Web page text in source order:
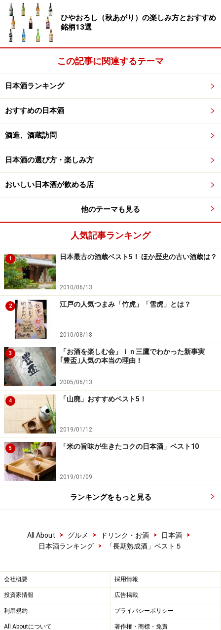
販売元はこちら→ リカープラザ大越酒店
＜DATA＞
720ml 16,000円
アルコール度 15.3％
日本酒度 +１
山田錦 37.5％精米
■北村酒造株式会社
住所：奈良県吉野郡吉野町上市172-1
電話：0746-32-2020
4位：独楽蔵 悠（はるか）5年特別純米
製造量のすべてが純米酒の蔵「杜の蔵」。筑後川と豊か
な田園にはぐくまれた清酒と焼酎の蔵だ。独楽蔵シリー
ズをはじめとして、その商品にあわせた貯蔵（熟成）を
させてから出荷することでも知られ、上品なコクとまろ
みが大きな魅力。
「悠」は、5年の熟成を経て出荷される。色は比較的ク
辛口だけどとろりと甘美できめ細かい舌触りが印象的な
熟成酒。常温だとすっきりと楽しめるが、お燗にすると
る。鯖や鰤など脂ののった光物の刺身、豚肉などの肉料
理とも。
＜DATA＞
1800ml 3,300円
ひやおろし（秋あがり）の楽しみ方とおすすめ
銘柄13選
この記事に関連するテーマ
日本酒ランキング
おすすめの日本酒
酒造、酒蔵訪問
日本酒の選び方・楽しみ方
おいしい日本酒が飲める店
他のテーマも見る
人気記事ランキング
1 日本最古の酒蔵ベスト5！ ほか歴史の古い酒蔵は？
2010/06/13
2 江戸の人気つまみ「竹虎」「雪虎」とは？
2010/08/18
3
「お酒を楽しむ会」ｉｎ三鷹でわかった新事実
｢豊盃｣人気の本当の理由！
2005/06/13
4 「山廃」おすすめベスト5！
2019/01/12
5 「米の旨味が生きたコクの日本酒」ベスト10
2019/01/09
ランキングをもっと見る
All About > グルメ > ドリンク・お酒 > 日本酒
>
日本酒ランキング
> 「長期熟成酒」ベスト５
会社概要 採用情報
投資家情報 広告掲載
利用規約 プライバシーポリシー
All Aboutについて 著作権・商標・免責